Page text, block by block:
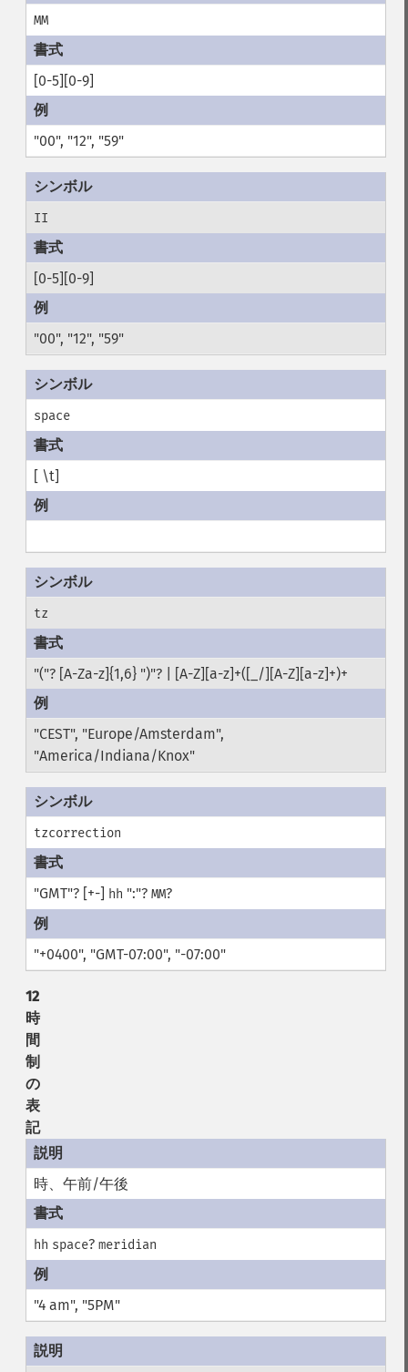
MM
[0-5][0-9]
"00", "12", "59"
II
[0-5][0-9]
"00", "12", "59"
space
[ \t]
tz
"("? [A-Za-z]{1,6} ")"? | [A-Z][a-z]+([_/][A-Z][a-z]+)+
"CEST", "Europe/Amsterdam",
"America/Indiana/Knox"
tzcorrection
"GMT"? [+-] hh ":"? MM?
"+0400", "GMT-07:00", "-07:00"
12
時
間
制
の
表
記
時、午前/午後
hh space? meridian
"4 am", "5PM"